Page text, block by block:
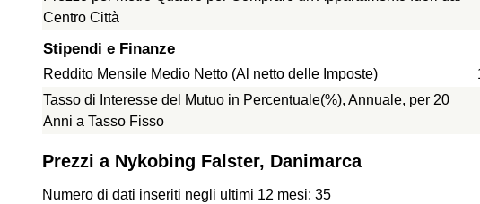
Centro Città
Stipendi e Finanze
Reddito Mensile Medio Netto (Al netto delle Imposte)
Tasso di Interesse del Mutuo in Percentuale(%), Annuale, per 20
Anni a Tasso Fisso
Prezzi a Nykobing Falster, Danimarca
Numero di dati inseriti negli ultimi 12 mesi: 35